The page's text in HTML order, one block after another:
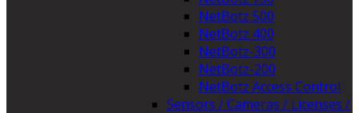
NetBotz 500
NetBotz 400
NetBotz-300
NetBotz-200
NetBotz Access Control
Sensors / Cameras / Licenses /